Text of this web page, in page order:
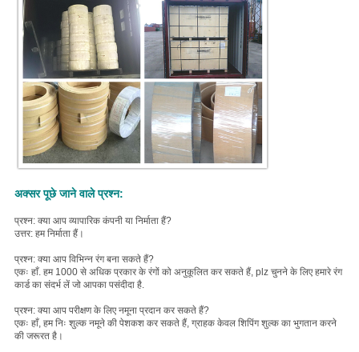
अक्सर पूछे जाने वाले प्रश्न:
प्रश्न: क्या आप व्यापारिक कंपनी या निर्माता हैं?
उत्तर: हम निर्माता हैं।
प्रश्न: क्या आप विभिन्न रंग बना सकते हैं?
एकः हाँ. हम 1000 से अधिक प्रकार के रंगों को अनुकूलित कर सकते हैं, plz चुनने के लिए हमारे रंग
कार्ड का संदर्भ लें जो आपका पसंदीदा है.
प्रश्न: क्या आप परीक्षण के लिए नमूना प्रदान कर सकते हैं?
एकः हाँ, हम निः शुल्क नमूने की पेशकश कर सकते हैं, ग्राहक केवल शिपिंग शुल्क का भुगतान करने
की जरूरत है।